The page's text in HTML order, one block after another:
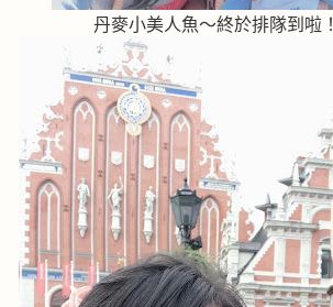
丹麥小美人魚～終於排隊到啦！